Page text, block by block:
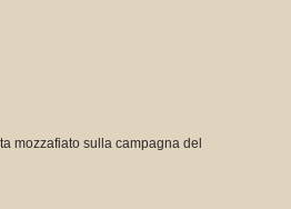
mozzafiato sulla campagna del